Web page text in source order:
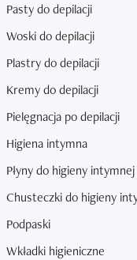
Pasty do depilacji
Woski do depilacji
Plastry do depilacji
Kremy do depilacji
Pielęgnacja po depilacji
Higiena intymna
Płyny do higieny intymnej
Chusteczki do higieny
Podpaski
Wkładki higieniczne